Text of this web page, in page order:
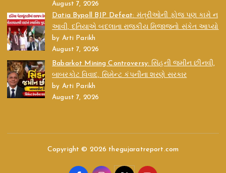
August 7, 2026
Datia Bypoll BJP Defeat: મંત્રીઓની ફોજ પણ કામે ન
આવી, દતિયાએ બદલાતા રાજકીય મિજાજનો સંકેત આપ્યો
by Arti Parikh
August 7, 2026
Babarkot Mining Controversy: સિંહની જમીન છીનવી,
બાબરકોટ વિવાદ, સિમેન્ટ કંપનીના શરણે સરકાર
by Arti Parikh
August 7, 2026
Copyright © 2026 thegujaratreport.com